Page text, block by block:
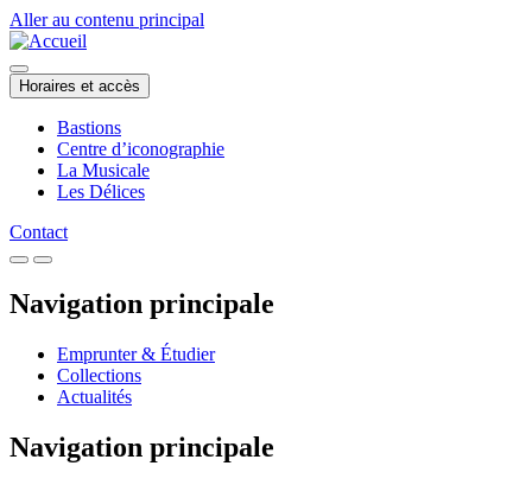
Aller au contenu principal
Horaires et accès
Bastions
Centre d’iconographie
La Musicale
Les Délices
Contact
Navigation principale
Emprunter & Étudier
Collections
Actualités
Navigation principale